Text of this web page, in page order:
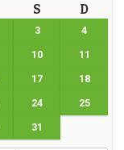
S D
3 4
10 11
17 18
24 25
31